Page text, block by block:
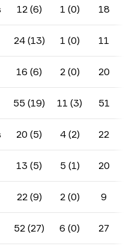
12 (6) 1 (0) 18
24 (13) 1 (0) 11
16 (6) 2 (0) 20
55 (19) 11 (3) 51
20 (5) 4 (2) 22
13 (5) 5 (1) 20
22 (9) 2 (0) 9
52 (27) 6 (0) 27